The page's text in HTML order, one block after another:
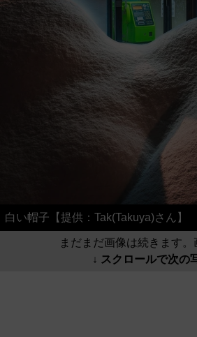
白い帽子【提供：Tak(Takuya)さん】
まだまだ画像は続きます。
↓ スクロールで次の